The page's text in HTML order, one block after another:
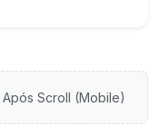
Scroll (Mobile)